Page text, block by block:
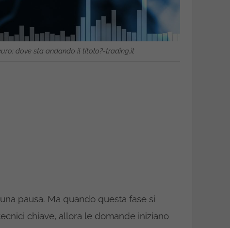
dove sta andando il titolo?-trading.it
pausa. Ma quando questa fase si
chiave, allora le domande iniziano